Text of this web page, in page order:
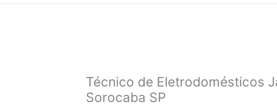
Técnico de Eletrodomésticos
Sorocaba SP